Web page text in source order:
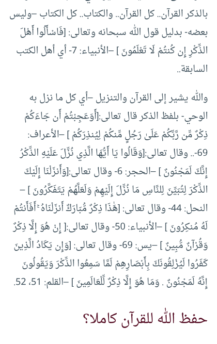
بالذكر القرآن.. كل القرآن.. والكتاب.. كل الكتاب –وليس
بعضه- بدليل قول الله سبحانه وتعالى: [فَاسْأَلُوا أَهْلَ
الذِّكْرِ إِن كُنتُمْ لَا تَعْلَمُونَ ] –الأنبياء: 7- أي أهل الكتب
السابقة..
والله يشير إلى القرآن والتنزيل –أي كل ما نزل به
الوحي- بلفظ الذكر قال تعالى:[أَوَعَجِبْتُمْ أَن جَاءَكُمْ
ذِكْرٌ مِّن رَّبِّكُمْ عَلَىٰ رَجُلٍ مِّنكُمْ لِيُنذِرَكُمْ ] –الأعراف:
69-.. وقال تعالى:[وَقَالُوا يَا أَيُّهَا الَّذِي نُزِّلَ عَلَيْهِ الذِّكْرُ
إِنَّكَ لَمَجْنُونٌ ] –الحجر: 6- وقال تعالى:[وَأَنزَلْنَا إِلَيْكَ
الذِّكْرَ لِتُبَيِّنَ لِلنَّاسِ مَا نُزِّلَ إِلَيْهِمْ وَلَعَلَّهُمْ يَتَفَكَّرُونَ ] –
النحل: 44- وقال تعالى: [هَٰذَا ذِكْرٌ مُّبَارَكٌ أَنزَلْنَاهُ ۚ أَفَأَنتُمْ
لَهُ مُنكِرُونَ ] –الأنبياء: 50- وقال تعالى:[ إِنْ هُوَ إِلَّا ذِكْرٌ
وَقُرْآنٌ مُّبِينٌ ] –يس: 69- وقال تعالى: [وَإِن يَكَادُ الَّذِينَ
كَفَرُوا لَيُزْلِقُونَكَ بِأَبْصَارِهِمْ لَمَّا سَمِعُوا الذِّكْرَ وَيَقُولُونَ
إِنَّهُ لَمَجْنُونٌ . وَمَا هُوَ إِلَّا ذِكْرٌ لِّلْعَالَمِينَ ] –القلم: 51، 52.
حفظ الله للقرآن كاملا؟